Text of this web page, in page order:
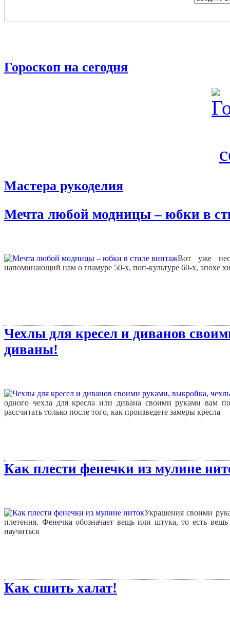
Гороскоп на сегодня
Мастера рукоделия
Мечта любой модницы – юбки в
Вот уже
напоминающий нам о гламуре 50-х, поп-культуре 60-х, эпохе
Чехлы для кресел и диванов
диваны!
одного чехла для кресла или дивана своими руками вам
рассчитать только после того, как произведете замеры кресла
Как плести фенечки из мулине
Украшения своими
плетения. Фенечка обозначает вещь или штука, то есть
научиться
Как сшить халат!